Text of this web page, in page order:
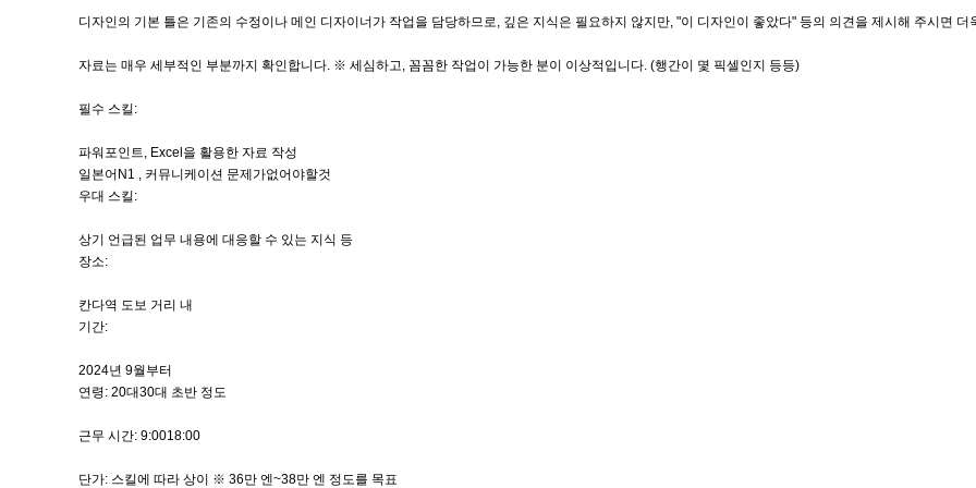
디자인의 기본 틀은 기존의 수정이나 메인 디자이너가 작업을 담당하므로, 깊은 지식은 필요하지 않지만, "이 디자인이 좋았다" 등의 의견을 제시해 주시면 더
자료는 매우 세부적인 부분까지 확인합니다. ※ 세심하고, 꼼꼼한 작업이 가능한 분이 이상적입니다. (행간이 몇 픽셀인지 등등)
필수 스킬:
파워포인트, Excel을 활용한 자료 작성
일본어N1 , 커뮤니케이션 문제가없어야할것
우대 스킬:
상기 언급된 업무 내용에 대응할 수 있는 지식 등
장소:
칸다역 도보 거리 내
기간:
2024년 9월부터
연령: 20대30대 초반 정도
근무 시간: 9:0018:00
단가: 스킬에 따라 상이 ※ 36만 엔~38만 엔 정도를 목표